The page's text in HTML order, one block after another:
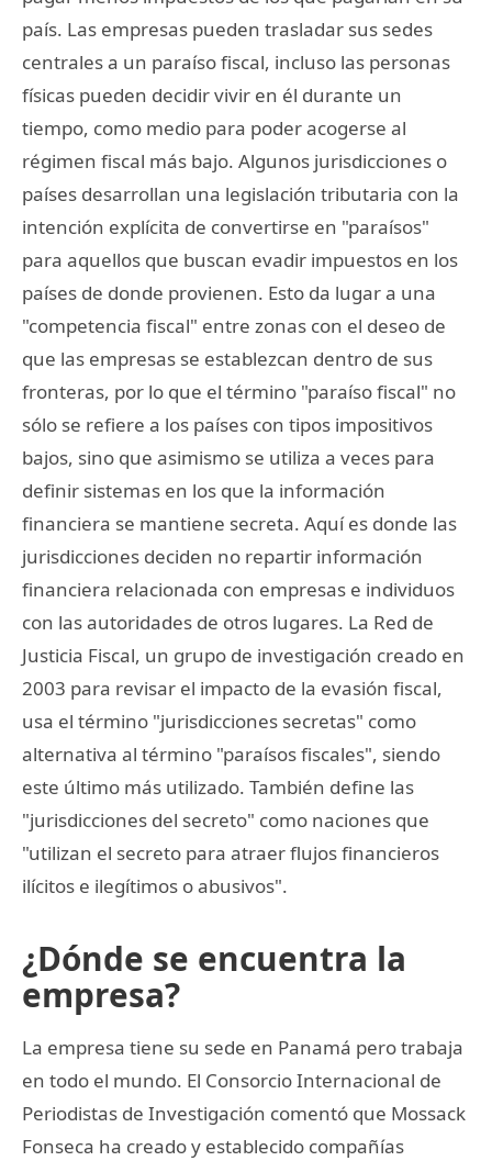
país. Las empresas pueden trasladar sus sedes
centrales a un paraíso fiscal, incluso las personas
físicas pueden decidir vivir en él durante un
tiempo, como medio para poder acogerse al
régimen fiscal más bajo. Algunos jurisdicciones o
países desarrollan una legislación tributaria con la
intención explícita de convertirse en "paraísos"
para aquellos que buscan evadir impuestos en los
países de donde provienen. Esto da lugar a una
"competencia fiscal" entre zonas con el deseo de
que las empresas se establezcan dentro de sus
fronteras, por lo que el término "paraíso fiscal" no
sólo se refiere a los países con tipos impositivos
bajos, sino que asimismo se utiliza a veces para
definir sistemas en los que la información
financiera se mantiene secreta. Aquí es donde las
jurisdicciones deciden no repartir información
financiera relacionada con empresas e individuos
con las autoridades de otros lugares. La Red de
Justicia Fiscal, un grupo de investigación creado en
2003 para revisar el impacto de la evasión fiscal,
usa el término "jurisdicciones secretas" como
alternativa al término "paraísos fiscales", siendo
este último más utilizado. También define las
"jurisdicciones del secreto" como naciones que
"utilizan el secreto para atraer flujos financieros
ilícitos e ilegítimos o abusivos".
¿Dónde se encuentra la
empresa?
La empresa tiene su sede en Panamá pero trabaja
en todo el mundo. El Consorcio Internacional de
Periodistas de Investigación comentó que Mossack
Fonseca ha creado y establecido compañías